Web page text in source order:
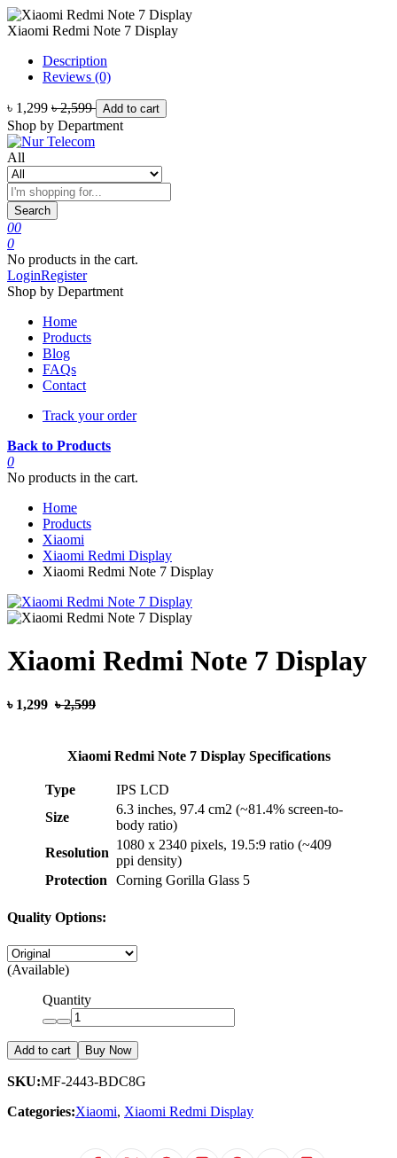
Xiaomi Redmi Note 7 Display
Description
Reviews (0)
৳ 1,299 ৳ 2,599 Add to cart
Shop by Department
All
Search
00
0
No products in the cart.
LoginRegister
Shop by Department
Home
Products
Blog
FAQs
Contact
Track your order
Back to Products
0
No products in the cart.
Home
Products
Xiaomi
Xiaomi Redmi Display
Xiaomi Redmi Note 7 Display
Xiaomi Redmi Note 7 Display
৳ 1,299 ৳ 2,599
Xiaomi Redmi Note 7 Display Specifications
Type
IPS LCD
Size
6.3 inches, 97.4 cm2 (~81.4% screen-to-
body ratio)
Resolution
1080 x 2340 pixels, 19.5:9 ratio (~409
ppi density)
Protection
Corning Gorilla Glass 5
Quality Options:
(Available)
Quantity
Add to cart Buy Now
SKU:MF-2443-BDC8G
Categories:Xiaomi, Xiaomi Redmi Display